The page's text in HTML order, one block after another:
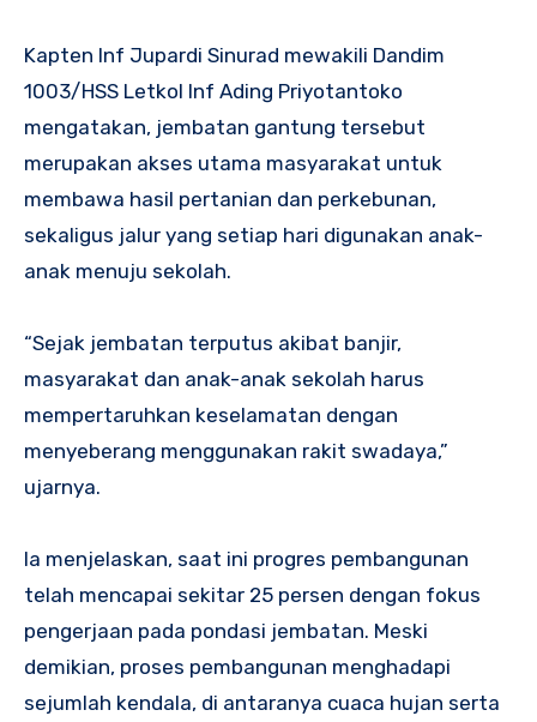
Kapten Inf Jupardi Sinurad mewakili Dandim
1003/HSS Letkol Inf Ading Priyotantoko
mengatakan, jembatan gantung tersebut
merupakan akses utama masyarakat untuk
membawa hasil pertanian dan perkebunan,
sekaligus jalur yang setiap hari digunakan anak-
anak menuju sekolah.
“Sejak jembatan terputus akibat banjir,
masyarakat dan anak-anak sekolah harus
mempertaruhkan keselamatan dengan
menyeberang menggunakan rakit swadaya,”
ujarnya.
Ia menjelaskan, saat ini progres pembangunan
telah mencapai sekitar 25 persen dengan fokus
pengerjaan pada pondasi jembatan. Meski
demikian, proses pembangunan menghadapi
sejumlah kendala, di antaranya cuaca hujan serta